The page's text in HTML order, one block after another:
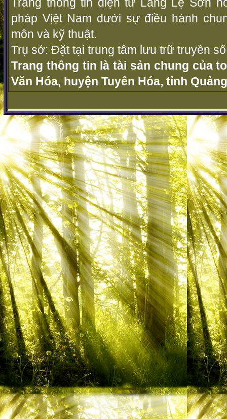
Trang thông tin điện tử Làng Lệ Sơn
pháp Vịệt Nam dưới sự điều hành
môn và kỹ thuật.
Trụ sở: Đặt tại trung tâm lưu trữ truyền
Trang thông tin là tài sản chung của
Văn Hóa, huyện Tuyên Hóa, tỉnh